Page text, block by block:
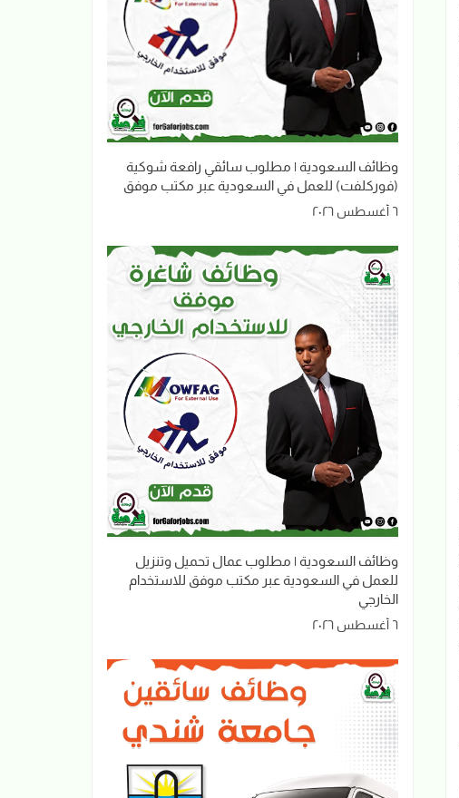
وظائف السعودية | مطلوب سائقي رافعة شوكية
(فوركلفت) للعمل في السعودية عبر مكتب موفق
٦ أغسطس ٢٠٢٦
وظائف السعودية | مطلوب عمال تحميل وتنزيل
للعمل في السعودية عبر مكتب موفق للاستخدام
الخارجي
٦ أغسطس ٢٠٢٦